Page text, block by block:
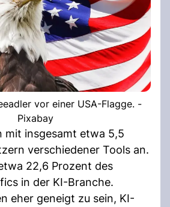
vor einer USA-Flagge. -
Pixabay
mit insgesamt etwa 5,5
verschiedener Tools an.
22,6 Prozent des
in der KI-Branche.
eher geneigt zu sein, KI-